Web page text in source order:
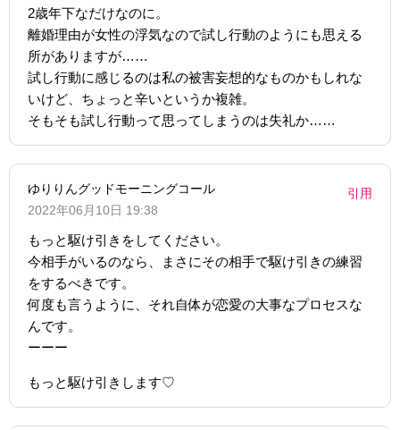
2歳年下なだけなのに。
離婚理由が女性の浮気なので試し行動のようにも思える
所がありますが……
試し行動に感じるのは私の被害妄想的なものかもしれな
いけど、ちょっと辛いというか複雑。
そもそも試し行動って思ってしまうのは失礼か……
ゆりりんグッドモーニングコール
2022年06月10日 19:38
引用
もっと駆け引きをしてください。
今相手がいるのなら、まさにその相手で駆け引きの練習
をするべきです。
何度も言うように、それ自体が恋愛の大事なプロセスな
んです。
ーーー
もっと駆け引きします♡